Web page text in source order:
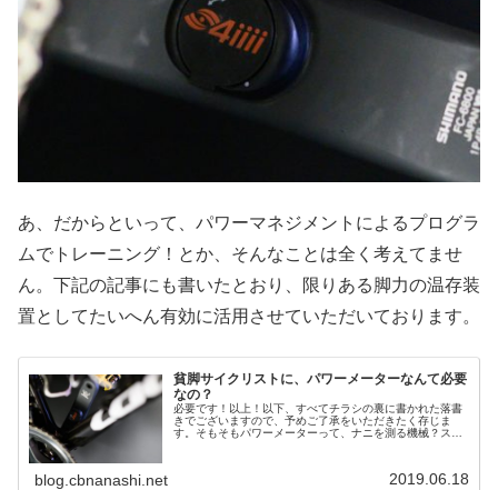
あ、だからといって、パワーマネジメントによるプログラ
ムでトレーニング！とか、そんなことは全く考えてませ
ん。下記の記事にも書いたとおり、限りある脚力の温存装
置としてたいへん有効に活用させていただいております。
貧脚サイクリストに、パワーメーターなんて必要
なの？
必要です！以上！以下、すべてチラシの裏に書かれた落書
きでございますので、予めご了承をいただきたく存じま
す。そもそもパワーメーターって、ナニを測る機械？スマ
blog.cbnanashi.net 2019.06.18